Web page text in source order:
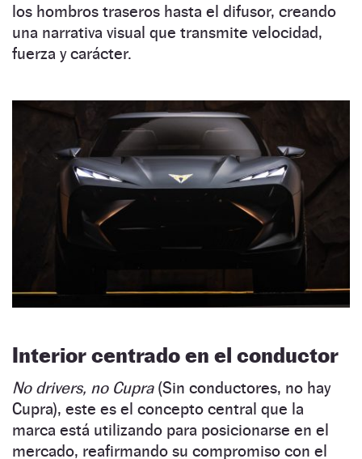
los hombros traseros hasta el difusor, creando
una narrativa visual que transmite velocidad,
fuerza y carácter.
Interior centrado en el conductor
No drivers, no Cupra(Sin conductores, no hay
Cupra), este es el concepto central que la
marca está utilizando para posicionarse en el
mercado, reafirmando su compromiso con el